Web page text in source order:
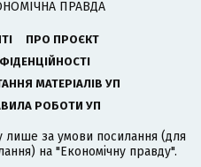
ПРАВДА
ПРО ПРОЄКТ
МАТЕРІАЛІВ УП
РОБОТИ УП
лише за умови посилання (для
на "Економічну правду".